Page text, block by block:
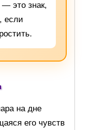
это знак,
если
на дне
его чувств